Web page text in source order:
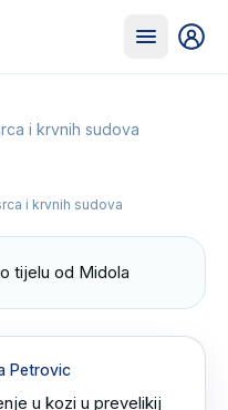
i krvnih sudova
i krvnih sudova
tijelu od Midola
Petrovic
u kozi u prevelikij